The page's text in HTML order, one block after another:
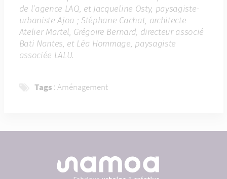
de l’agence LAQ, et Jacqueline Osty, paysagiste-
urbaniste Ajoa ; Stéphane Cachat, architecte
Atelier Martel, Grégoire Bernard, directeur associé
Bati Nantes, et Léa Hommage, paysagiste
associée LALU.
Tags :Aménagement